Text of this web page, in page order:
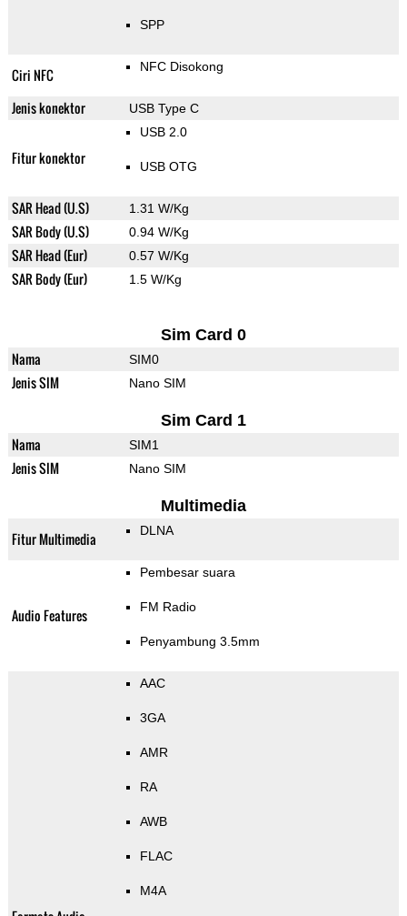
SPP
Ciri NFC NFC Disokong
Jenis konektor USB Type C
Fitur konektor
USB 2.0
USB OTG
SAR Head (U.S) 1.31 W/Kg
SAR Body (U.S) 0.94 W/Kg
SAR Head (Eur) 0.57 W/Kg
SAR Body (Eur) 1.5 W/Kg
Sim Card 0
Nama SIM0
Jenis SIM Nano SIM
Sim Card 1
Nama SIM1
Jenis SIM Nano SIM
Multimedia
Fitur Multimedia DLNA
Audio Features
Pembesar suara
FM Radio
Penyambung 3.5mm
AAC
3GA
AMR
RA
AWB
FLAC
M4A